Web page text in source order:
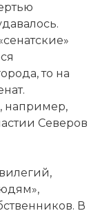
то на
например,
Северов
В